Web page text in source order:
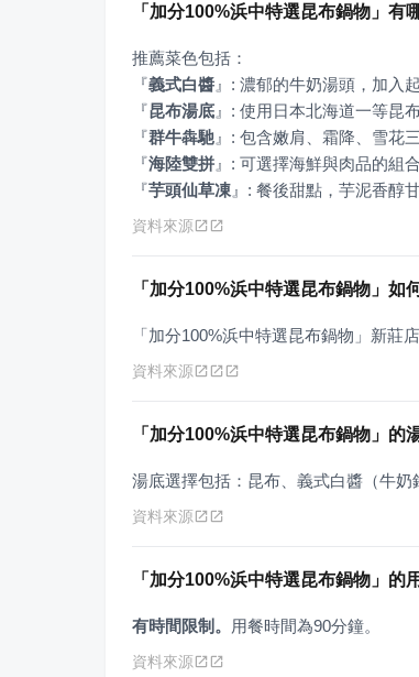
「加分100%浜中特選昆布鍋物」有
『義式白醬 』
『昆布湯底 』
『群牛犇馳 』
『海陸雙拼 』
『芋頭仙草凍 』 : 餐後甜點，芋泥香醇
資料來源
「加分100%浜中特選昆布鍋物」如
「加分100%浜中特選昆布鍋物」新莊
資料來源
「加分100%浜中特選昆布鍋物」的
湯底選擇包括：昆布、義式白醬（牛奶
資料來源
「加分100%浜中特選昆布鍋物」的
有時間限制。 用餐時間為90分鐘。
資料來源